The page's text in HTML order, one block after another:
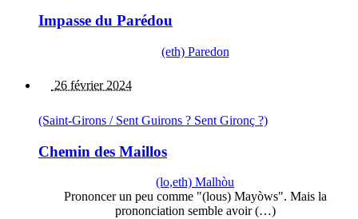
Impasse du Parédou
(eth) Paredon
26 février 2024
(Saint-Girons / Sent Guirons ? Sent Gironç ?)
Chemin des Maillos
(lo,eth) Malhòu
Prononcer un peu comme "(lous) Mayòws". Mais la
prononciation semble avoir (…)